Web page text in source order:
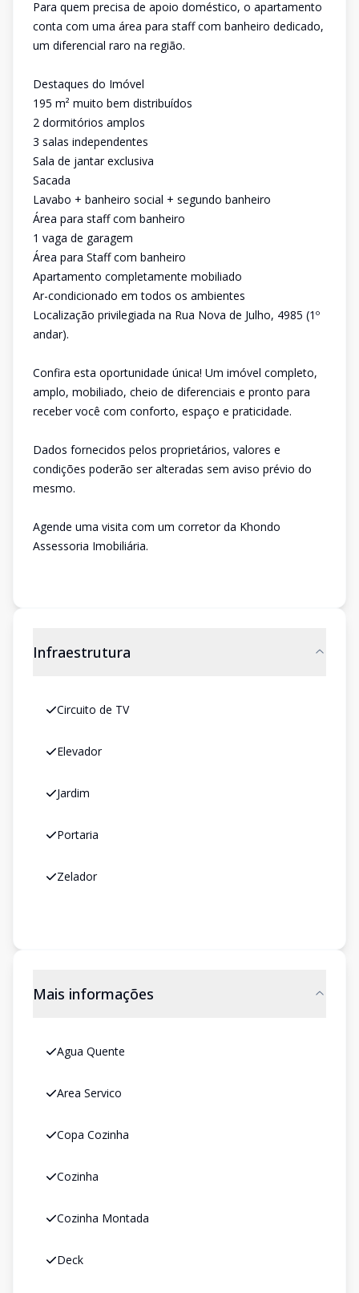
Para quem precisa de apoio doméstico, o apartamento
conta com uma área para staff com banheiro dedicado,
um diferencial raro na região.
Destaques do Imóvel
195 m² muito bem distribuídos
2 dormitórios amplos
3 salas independentes
Sala de jantar exclusiva
Sacada
Lavabo + banheiro social + segundo banheiro
Área para staff com banheiro
1 vaga de garagem
Área para Staff com banheiro
Apartamento completamente mobiliado
Ar-condicionado em todos os ambientes
Localização privilegiada na Rua Nova de Julho, 4985 (1º
andar).
Confira esta oportunidade única! Um imóvel completo,
amplo, mobiliado, cheio de diferenciais e pronto para
receber você com conforto, espaço e praticidade.
Dados fornecidos pelos proprietários, valores e
condições poderão ser alteradas sem aviso prévio do
mesmo.
Agende uma visita com um corretor da Khondo
Assessoria Imobiliária.
Infraestrutura
Circuito de TV
Elevador
Jardim
Portaria
Zelador
Mais informações
Agua Quente
Area Servico
Copa Cozinha
Cozinha
Cozinha Montada
Deck